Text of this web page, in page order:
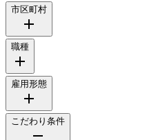
市区町村
職種
雇用形態
こだわり条件